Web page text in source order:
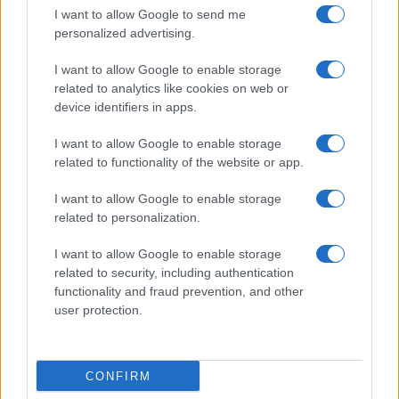
I want to allow Google to send me
personalized advertising.
I want to allow Google to enable storage
related to analytics like cookies on web or
device identifiers in apps.
I want to allow Google to enable storage
related to functionality of the website or app.
I want to allow Google to enable storage
related to personalization.
I want to allow Google to enable storage
related to security, including authentication
functionality and fraud prevention, and other
user protection.
CONFIRM
analizzare la deriva. Il mondo democratico,
allevato al confronto, sembra aver perso la testa,
sa solo polarizzarsi nel modo più isterico e
volgare.
Torniamo al fatto. È vero, la cosca in seno alla
polizia dei 5 agenti violenti, tutti di colore, è stata
sciolta; è vero, c’è un dibattito furibondo che non
si chiuderà né presto, né facilmente, né in modo
che sembra sanguinare sempre più? Basta come
alibi per sentirci ancora diversi dalle dittature
orientali? A noi sembra che il confine, tutto
nel conto ci sta ancheun triennio di restrizioni,
violenze di stato, obblighi, umiliazioni da parte